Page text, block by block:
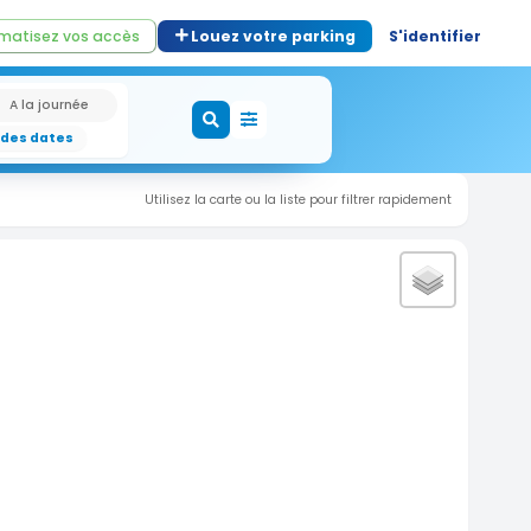
vos accès Louez votre parking S'identifier
A la journée
dates
Utilisez la carte ou la liste pour filtrer rapidement